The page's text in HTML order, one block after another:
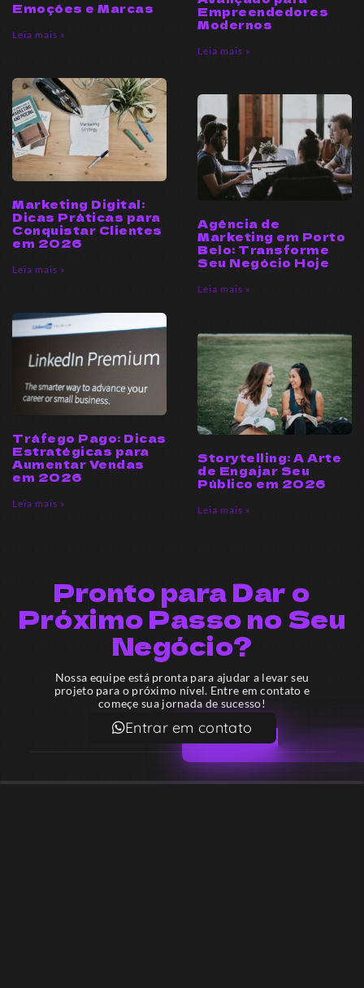
Emoções e Marcas
Leia mais »
Empreendedores
Modernos
Leia mais »
Marketing Digital:
Dicas Práticas para
Conquistar Clientes
em 2026
Leia mais »
Agência de
Marketing em Porto
Belo: Transforme
Seu Negócio Hoje
Leia mais »
Tráfego Pago: Dicas
Estratégicas para
Aumentar Vendas
em 2026
Leia mais »
Storytelling: A Arte
de Engajar Seu
Público em 2026
Leia mais »
Pronto para Dar o
Próximo Passo no Seu
Negócio?
Nossa equipe está pronta para ajudar a levar seu
projeto para o próximo nível. Entre em contato e
começe sua jornada de sucesso!
Entrar em contato